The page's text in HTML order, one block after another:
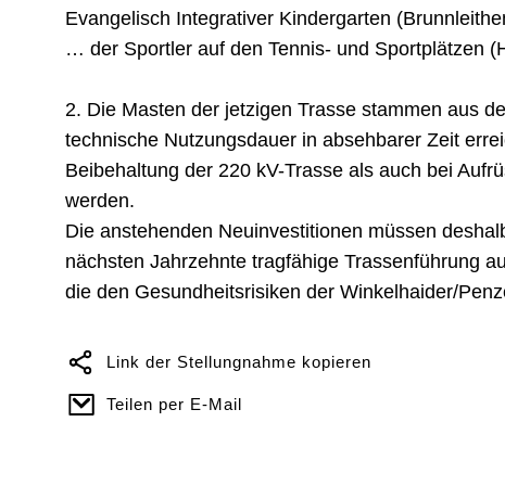
Evangelisch Integrativer Kindergarten
… der Sportler auf den Tennis- und Sportplätzen
2. Die Masten der jetzigen Trasse stammen aus
technische Nutzungsdauer in absehbarer Zeit
Beibehaltung der 220 kV-Trasse als auch bei
werden.
Die anstehenden Neuinvestitionen müssen
nächsten Jahrzehnte tragfähige Trassenführung
die den Gesundheitsrisiken der Winkelhaider/
Link der Stellungnahme kopieren
Teilen per E-Mail